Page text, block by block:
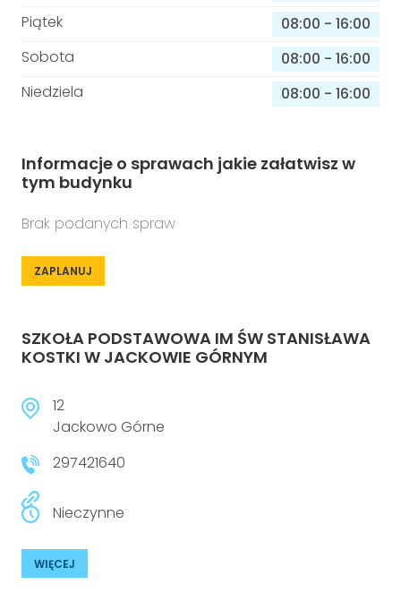
Piątek
08:00 - 16:00
Sobota
08:00 - 16:00
Niedziela
08:00 - 16:00
Informacje o sprawach jakie załatwisz w
tym budynku
Brak podanych spraw
ZAPLANUJ
SZKOŁA PODSTAWOWA IM ŚW STANISŁAWA
KOSTKI W JACKOWIE GÓRNYM
12
Jackowo Górne
297421640
Nieczynne
WIĘCEJ